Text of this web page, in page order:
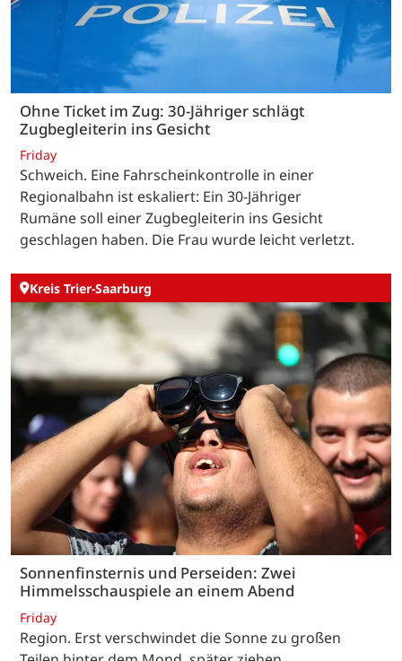
Ohne Ticket im Zug: 30-Jähriger schlägt
Zugbegleiterin ins Gesicht
Friday
Schweich. Eine Fahrscheinkontrolle in einer
Regionalbahn ist eskaliert: Ein 30-Jähriger
Rumäne soll einer Zugbegleiterin ins Gesicht
geschlagen haben. Die Frau wurde leicht verletzt.
Kreis Trier-Saarburg
Sonnenfinsternis und Perseiden: Zwei
Himmelsschauspiele an einem Abend
Friday
Region. Erst verschwindet die Sonne zu großen